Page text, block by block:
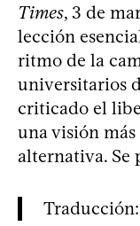
Times, 3 de
lección
ritmo de la
universitarios
criticado el
una visión
alternativa. Se